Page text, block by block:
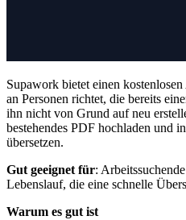
Supawork bietet einen
an Personen richtet, die bereits
ihn nicht von Grund auf neu
bestehendes PDF hochladen und
übersetzen.
Gut geeignet für:
Lebenslauf, die eine schnelle
Warum es gut ist